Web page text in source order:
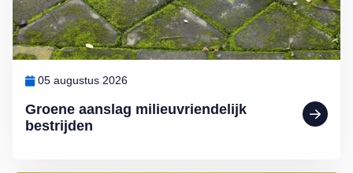
Groene aanslag milieuvriendelijk
bestrijden
05 augustus 2026